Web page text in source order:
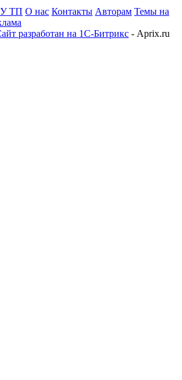
ТП О нас Контакты Авторам Темы на
разработан на 1С-Битрикс - Aprix.ru